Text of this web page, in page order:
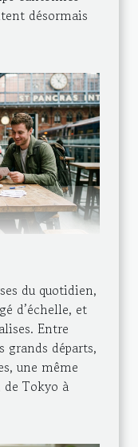
désormais
du quotidien,
d’échelle, et
Entre
grands départs,
une même
de Tokyo à